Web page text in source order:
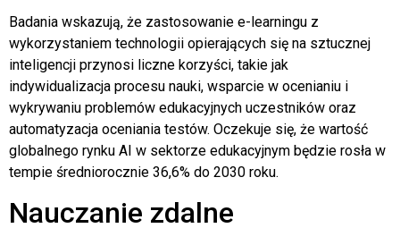
Badania wskazują, że zastosowanie e-learningu z
wykorzystaniem technologii opierających się na sztucznej
inteligencji przynosi liczne korzyści, takie jak
indywidualizacja procesu nauki, wsparcie w ocenianiu i
wykrywaniu problemów edukacyjnych uczestników oraz
automatyzacja oceniania testów. Oczekuje się, że wartość
globalnego rynku AI w sektorze edukacyjnym będzie rosła w
tempie średniorocznie 36,6% do 2030 roku.
Nauczanie zdalne